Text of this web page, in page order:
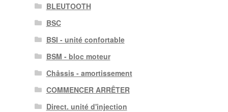
BLEUTOOTH
BSC
BSI - unité confortable
BSM - bloc moteur
Châssis - amortissement
COMMENCER ARRÊTER
Direct. unité d'injection